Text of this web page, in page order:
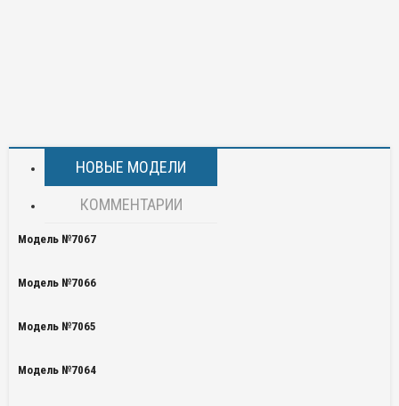
НОВЫЕ МОДЕЛИ
КОММЕНТАРИИ
Модель №7067
Модель №7066
Модель №7065
Модель №7064